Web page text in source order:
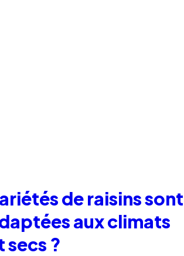
de raisins sont
aux climats
secs ?